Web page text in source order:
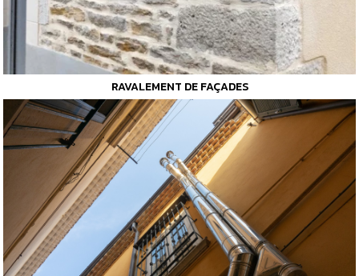
RAVALEMENT DE FAÇADES